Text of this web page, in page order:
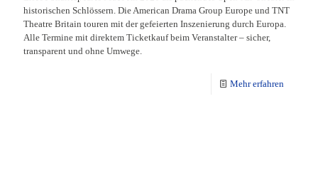
historischen Schlössern. Die American Drama Group Europe und TNT
Theatre Britain touren mit der gefeierten Inszenierung durch Europa.
Alle Termine mit direktem Ticketkauf beim Veranstalter – sicher,
transparent und ohne Umwege.
Mehr erfahren